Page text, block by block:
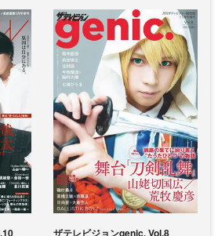
ザテレビジョンgenic. Vol.8